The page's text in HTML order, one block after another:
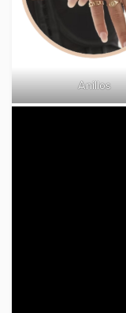
Anillos